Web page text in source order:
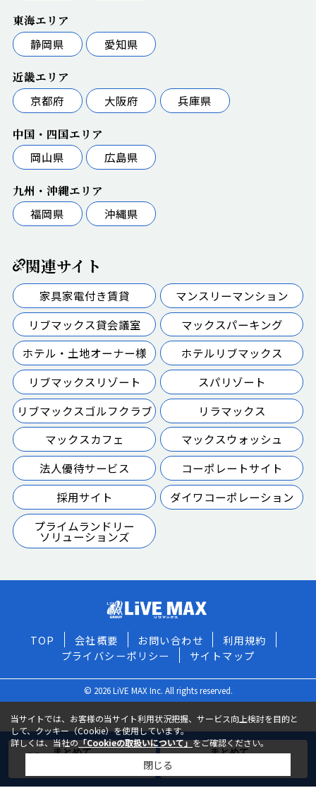
まとめて
まとめて
東海エリア
静岡県
愛知県
近畿エリア
京都府
大阪府 兵庫県
中国・四国エリア
岡山県
広島県
九州・沖縄エリア
福岡県
沖縄県
関連サイト
家具家電付き賃貸
マンスリーマンション
リブマックス貸会議室
マックスパーキング
ホテル・土地オーナー様
ホテルリブマックス
リブマックスリゾート
スパリゾート
リブマックスゴルフクラブ
リラマックス
マックスカフェ
マックスウォッシュ
法人優待サービス
コーポレートサイト
採用サイト
ダイワコーポレーション
プライムランドリー
ソリューションズ
TOP 会社概要 お問い合わせ
利用規約
プライバシーポリシー
サイトマップ
© 2026 LiVE MAX Inc. All rights reserved.
当サイトでは、お客様の当サイト利用状況把握、サービス向上検討を目的と
して、クッキー（Cookie）を使用しています。
詳しくは、当社の「Cookieの取扱いについて」をご確認ください。
閉じる